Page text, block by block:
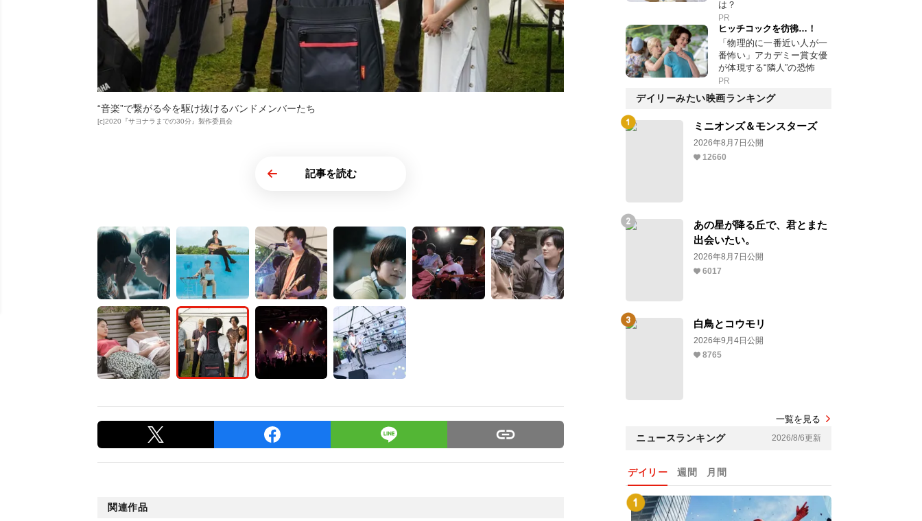
“音楽”で繋がる今を駆け抜けるバンドメンバーたち
[c]2020『サヨナラまでの30分』製作委員会
記事を読む
関連作品
は？
PR
ヒッチコックを彷彿…！
「物理的に一番近い人が一
番怖い」アカデミー賞女優
が体現する“隣人”の恐怖
PR
デイリーみたい映画ランキング
ミニオンズ＆モンスターズ
2026年8月7日公開
12660
あの星が降る丘で、君とまた
出会いたい。
2026年8月7日公開
6017
白鳥とコウモリ
2026年9月4日公開
8765
一覧を見る
ニュースランキング 2026/8/6更新
デイリー 週間 月間